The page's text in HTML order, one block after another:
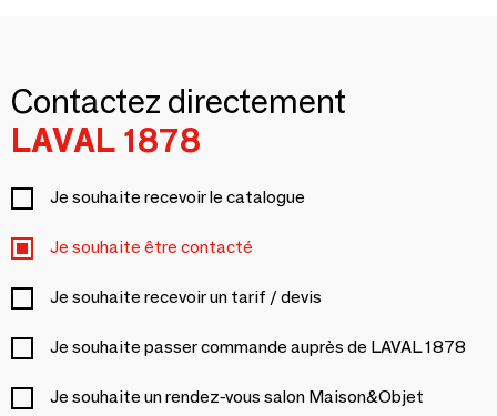
Contactez directement
LAVAL 1878
Je souhaite recevoir le catalogue
Je souhaite être contacté
Je souhaite recevoir un tarif / devis
Je souhaite passer commande auprès de LAVAL 1878
Je souhaite un rendez-vous salon Maison&Objet